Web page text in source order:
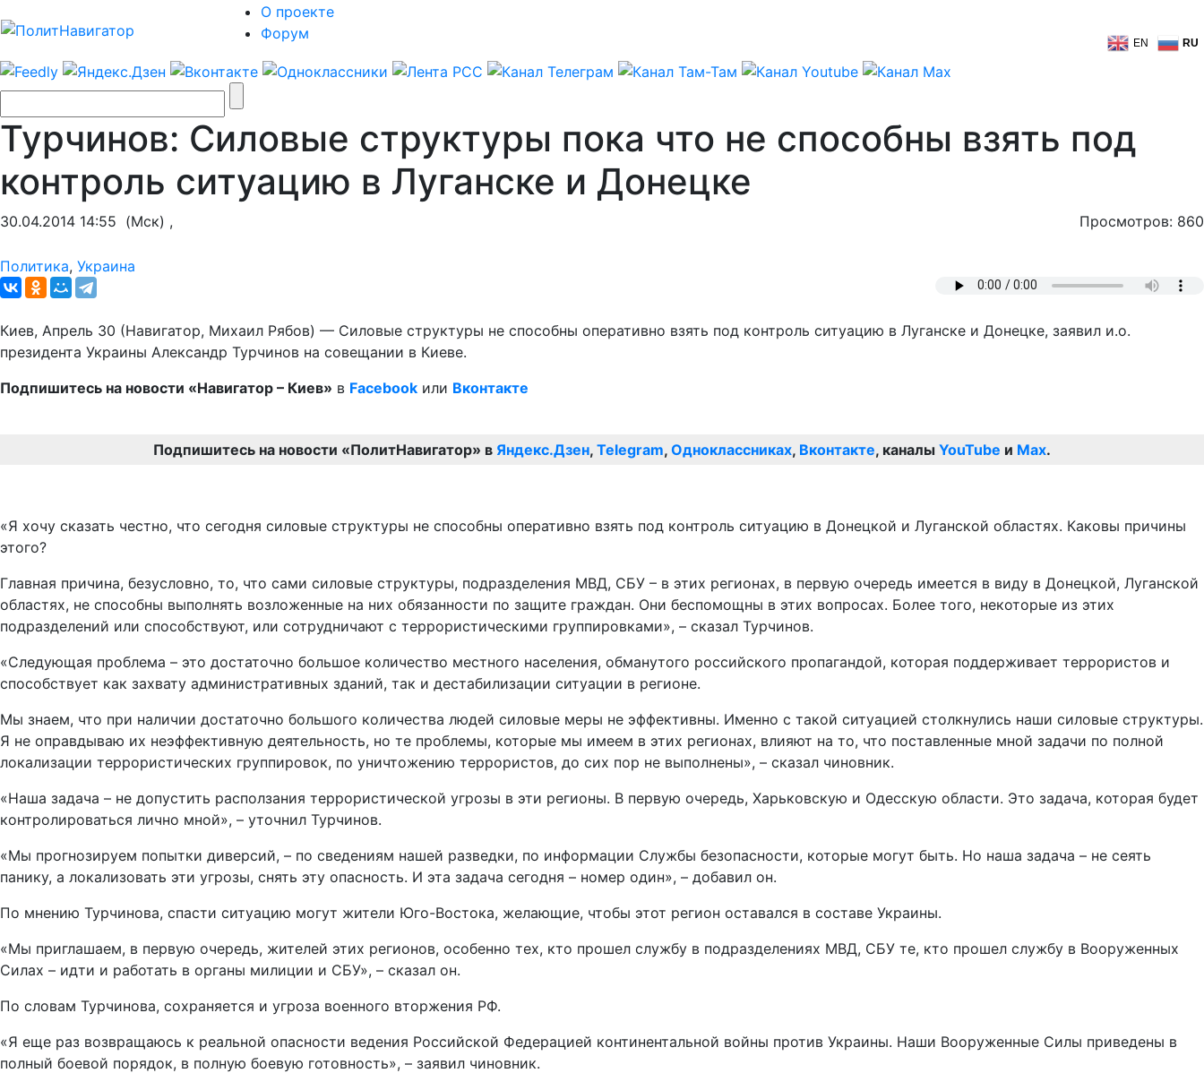
О проекте
Форум
EN RU
Турчинов: Силовые структуры пока что не способны взять под
контроль ситуацию в Луганске и Донецке
30.04.2014 14:55 (Мск) , Просмотров: 860
Политика, Украина
Киев, Апрель 30 (Навигатор, Михаил Рябов) — Силовые структуры не способны оперативно взять под контроль ситуацию в Луганске и Донецке, заявил и.о.
президента Украины Александр Турчинов на совещании в Киеве.
Подпишитесь на новости «Навигатор – Киев» в Facebook или Вконтакте
Подпишитесь на новости «ПолитНавигатор» в Яндекс.Дзен, Telegram, Одноклассниках, Вконтакте, каналы YouTube и Max.
«Я хочу сказать честно, что сегодня силовые структуры не способны оперативно взять под контроль ситуацию в Донецкой и Луганской областях. Каковы причины
этого?
Главная причина, безусловно, то, что сами силовые структуры, подразделения МВД, СБУ – в этих регионах, в первую очередь имеется в виду в Донецкой, Луганской
областях, не способны выполнять возложенные на них обязанности по защите граждан. Они беспомощны в этих вопросах. Более того, некоторые из этих
подразделений или способствуют, или сотрудничают с террористическими группировками», – сказал Турчинов.
«Следующая проблема – это достаточно большое количество местного населения, обманутого российского пропагандой, которая поддерживает террористов и
способствует как захвату административных зданий, так и дестабилизации ситуации в регионе.
Мы знаем, что при наличии достаточно большого количества людей силовые меры не эффективны. Именно с такой ситуацией столкнулись наши силовые структуры.
Я не оправдываю их неэффективную деятельность, но те проблемы, которые мы имеем в этих регионах, влияют на то, что поставленные мной задачи по полной
локализации террористических группировок, по уничтожению террористов, до сих пор не выполнены», – сказал чиновник.
«Наша задача – не допустить расползания террористической угрозы в эти регионы. В первую очередь, Харьковскую и Одесскую области. Это задача, которая будет
контролироваться лично мной», – уточнил Турчинов.
«Мы прогнозируем попытки диверсий, – по сведениям нашей разведки, по информации Службы безопасности, которые могут быть. Но наша задача – не сеять
панику, а локализовать эти угрозы, снять эту опасность. И эта задача сегодня – номер один», – добавил он.
По мнению Турчинова, спасти ситуацию могут жители Юго-Востока, желающие, чтобы этот регион оставался в составе Украины.
«Мы приглашаем, в первую очередь, жителей этих регионов, особенно тех, кто прошел службу в подразделениях МВД, СБУ те, кто прошел службу в Вооруженных
Силах – идти и работать в органы милиции и СБУ», – сказал он.
По словам Турчинова, сохраняется и угроза военного вторжения РФ.
«Я еще раз возвращаюсь к реальной опасности ведения Российской Федерацией континентальной войны против Украины. Наши Вооруженные Силы приведены в
полный боевой порядок, в полную боевую готовность», – заявил чиновник.